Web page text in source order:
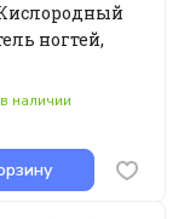
ногтей,
в наличии